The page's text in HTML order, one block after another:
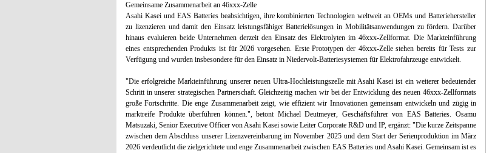
Gemeinsame Zusammenarbeit an 46xxx-Zelle
Asahi Kasei und EAS Batteries beabsichtigen, ihre kombinierten Technologien weltweit an OEMs und Batteriehersteller
zu lizenzieren und damit den Einsatz leistungsfähiger Batterielösungen in Mobilitätsanwendungen zu fördern. Darüber
hinaus evaluieren beide Unternehmen derzeit den Einsatz des Elektrolyten im 46xxx-Zellformat. Die Markteinführung
eines entsprechenden Produkts ist für 2026 vorgesehen. Erste Prototypen der 46xxx-Zelle stehen bereits für Tests zur
Verfügung und wurden insbesondere für den Einsatz in Niedervolt-Batteriesystemen für Elektrofahrzeuge entwickelt.
"Die erfolgreiche Markteinführung unserer neuen Ultra-Hochleistungszelle mit Asahi Kasei ist ein weiterer bedeutender
Schritt in unserer strategischen Partnerschaft. Gleichzeitig machen wir bei der Entwicklung des neuen 46xxx-Zellformats
große Fortschritte. Die enge Zusammenarbeit zeigt, wie effizient wir Innovationen gemeinsam entwickeln und zügig in
marktreife Produkte überführen können.", betont Michael Deutmeyer, Geschäftsführer von EAS Batteries. Osamu
Matsuzaki, Senior Executive Officer von Asahi Kasei sowie Leiter Corporate R&D und IP, ergänzt: "Die kurze Zeitspanne
zwischen dem Abschluss unserer Lizenzvereinbarung im November 2025 und dem Start der Serienproduktion im März
2026 verdeutlicht die zielgerichtete und enge Zusammenarbeit zwischen EAS Batteries und Asahi Kasei. Gemeinsam ist es